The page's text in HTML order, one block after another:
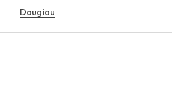
Apatiniai
Daugiau